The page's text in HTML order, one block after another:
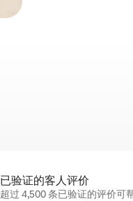
已验证的客人评价
超过 4,500 条已验证的评价可